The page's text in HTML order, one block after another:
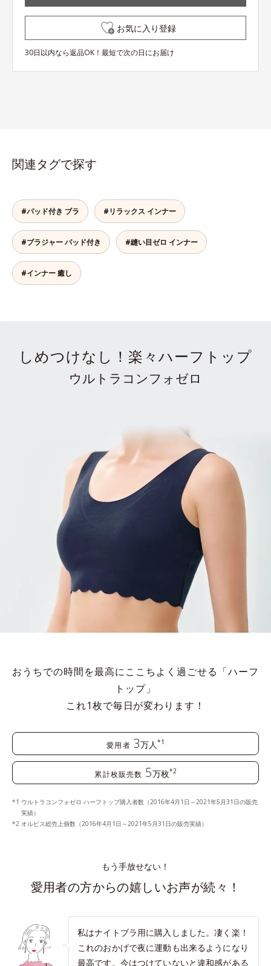
お気に入り登録
30日以内なら返品OK！最短で次の日にお届け
関連タグで探す
#パッド付き ブラ #リラックス インナー
#ブラジャー パッド付き #縫い目ゼロ インナー
#インナー 癒し
しめつけなし！楽々ハーフトップ
ウルトラコンフォゼロ
おうちでの時間を最高にここちよく過ごせる「ハーフ
トップ」
これ1枚で毎日が変わります！
愛用者 3万人 *1
累計枚販売数 5万枚*2
ウルトラコンフォゼロ ハーフトップ購入者数（2016年4月1日～2021年5月31日の販売
実績）
オルビス総売上個数（2016年4月1日～2021年5月31日の販売実績）
もう手放せない！
愛用者の方からの嬉しいお声が続々！
私はナイトブラ用に購入しました。凄く楽！
これのおかげで夜に運動も出来るようになり
最高です。今はつけていないと違和感がある